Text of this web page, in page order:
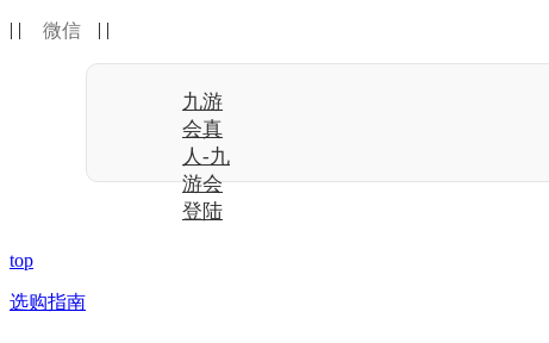
| | 微信 | |
九游
会真
人-九
游会
登陆
top
选购指南